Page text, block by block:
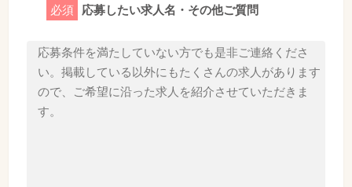
必須 応募したい求人名・その他ご質問